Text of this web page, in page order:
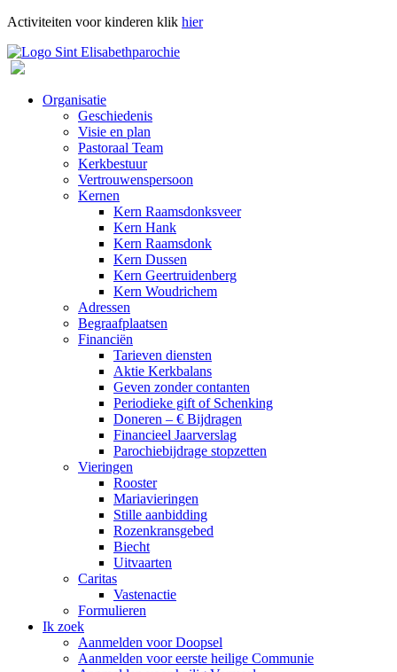
Activiteiten voor kinderen klik hier
Organisatie
Geschiedenis
Visie en plan
Pastoraal Team
Kerkbestuur
Vertrouwenspersoon
Kernen
Kern Raamsdonksveer
Kern Hank
Kern Raamsdonk
Kern Dussen
Kern Geertruidenberg
Kern Woudrichem
Adressen
Begraafplaatsen
Financiën
Tarieven diensten
Aktie Kerkbalans
Geven zonder contanten
Periodieke gift of Schenking
Doneren – € Bijdragen
Financieel Jaarverslag
Parochiebijdrage stopzetten
Vieringen
Rooster
Mariavieringen
Stille aanbidding
Rozenkransgebed
Biecht
Uitvaarten
Caritas
Vastenactie
Formulieren
Ik zoek
Aanmelden voor Doopsel
Aanmelden voor eerste heilige Communie